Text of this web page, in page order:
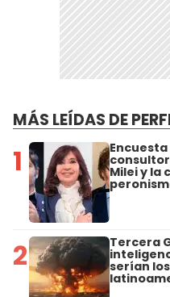
MÁS LEÍDAS DE
1 Milei y la
2 Tercera
serían